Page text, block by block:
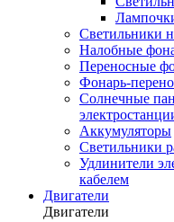
Светильники
Налобные
Переносные
Фонарь-
Солнечные
Аккумуляторы
Светильники
Удлинители
кабелем
Двигатели
Двигатели